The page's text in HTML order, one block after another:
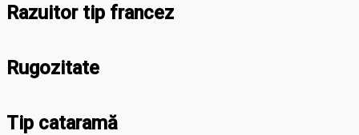
Razuitor tip francez
Rugozitate
Tip cataramă